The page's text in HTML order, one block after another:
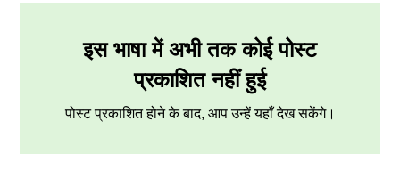
इस भाषा में अभी तक कोई पोस्ट
प्रकाशित नहीं हुई
पोस्ट प्रकाशित होने के बाद, आप उन्हें यहाँ देख सकेंगे।